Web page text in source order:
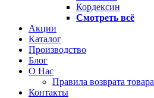
Кордексин
Смотреть всё
Акции
Каталог
Производство
Блог
О Нас
Правила возврата товара
Контакты